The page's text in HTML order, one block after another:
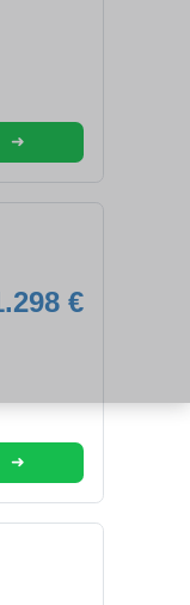
➜
€
➜